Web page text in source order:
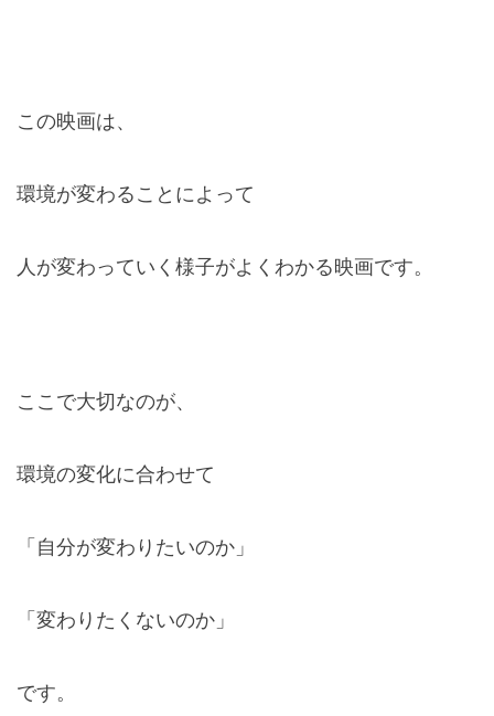
この映画は、
環境が変わることによって
人が変わっていく様子がよくわかる映画です。
ここで大切なのが、
環境の変化に合わせて
「自分が変わりたいのか」
「変わりたくないのか」
です。